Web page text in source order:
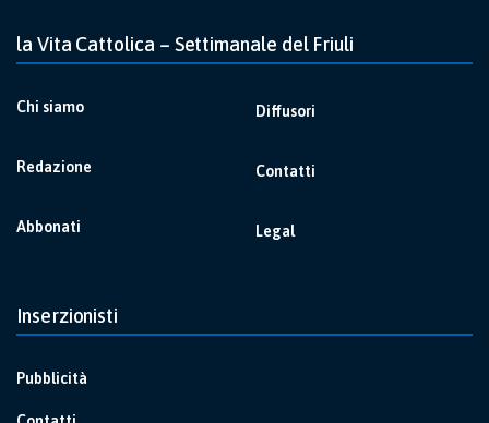
la Vita Cattolica – Settimanale del Friuli
Chi siamo
Redazione
Abbonati
Diffusori
Contatti
Legal
Inserzionisti
Pubblicità